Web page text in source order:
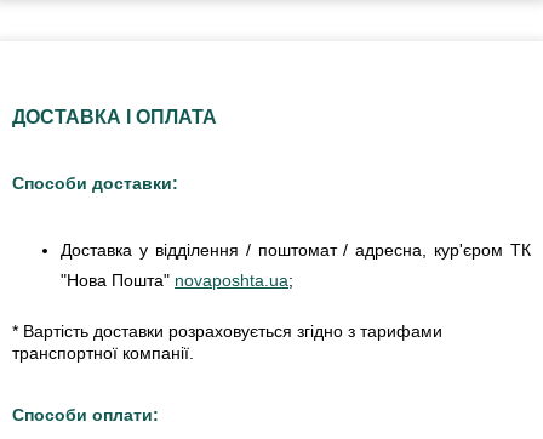
ДОСТАВКА І ОПЛАТА
Способи доставки:
Доставка у відділення / поштомат / адресна, кур'єром ТК
"Нова Пошта" novaposhta.ua;
* Вартість доставки розраховується згідно з тарифами
транспортної компанії.
Способи оплати: